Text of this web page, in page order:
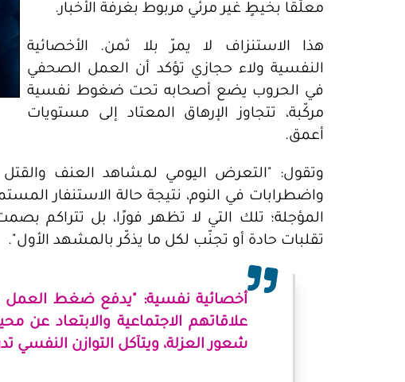
معلّقًا بخيطٍ غير مرئي مربوط بغرفة الأخبار.
هذا الاستنزاف لا يمرّ بلا ثمن. الأخصائية
النفسية ولاء حجازي تؤكد أن العمل الصحفي
في الحروب يضع أصحابه تحت ضغوط نفسية
مركّبة، تتجاوز الإرهاق المعتاد إلى مستويات
أعمق.
وتقول: "التعرض اليومي لمشاهد العنف والقتل
واضطرابات في النوم، نتيجة حالة الاستنفار
المؤجلة؛ تلك التي لا تظهر فورًا، بل تتراكم
تقلبات حادة أو تجنّب لكل ما يذكّر بالمشهد الأول".
أخصائية نفسية: "يدفع ضغط
علاقاتهم الاجتماعية والابتعاد عن
شعور العزلة، ويتآكل التوازن النفسي